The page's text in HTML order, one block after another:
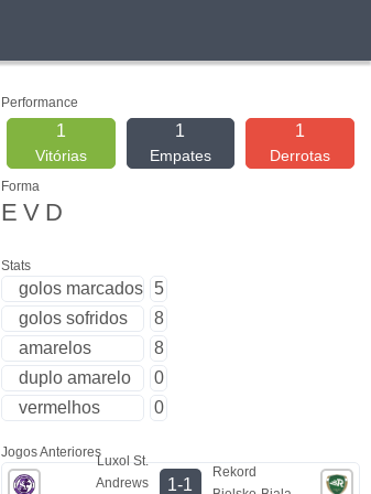
Performance
1
Vitórias
1
Empates
1
Derrotas
Forma
E V D
Stats
golos marcados
5
golos sofridos
8
amarelos
8
duplo amarelo
0
vermelhos
0
Jogos Anteriores
Luxol St.
Andrews
1-1
Rekord